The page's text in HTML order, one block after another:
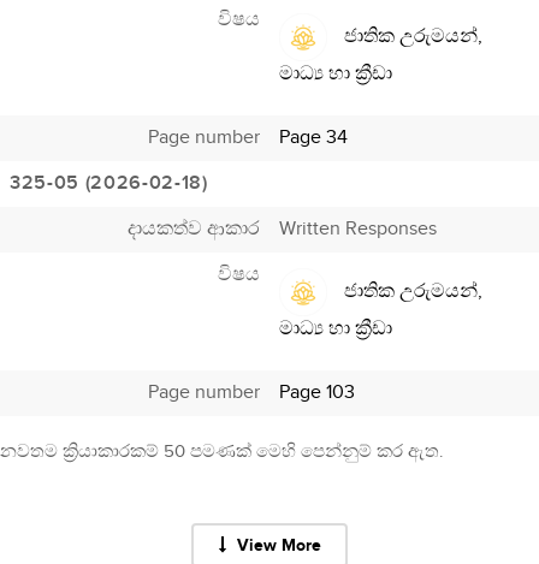
විෂය
ජාතික උරුමයන්,
මාධ්‍ය හා ක්‍රීඩා
Page number
Page 34
325-05 (2026-02-18)
දායකත්ව ආකාර
Written Responses
විෂය
ජාතික උරුමයන්,
මාධ්‍ය හා ක්‍රීඩා
Page number Page 103
නවතම ක්‍රියාකාරකම් 50 පමණක් මෙහි පෙන්නුම් කර ඇත.
View More